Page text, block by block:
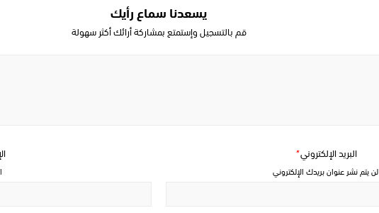
يسعدنا سماع رأيك
قم بالتسجيل وإستمتع بمشاركة أرائك أكثر سهولة
البريد الإلكتروني*
لن يتم نشر عنوان بريدك الإلكتروني